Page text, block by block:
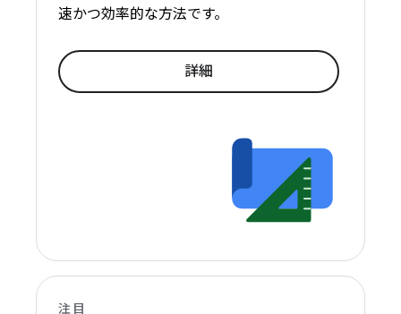
速かつ効率的な方法です。
詳細
注目